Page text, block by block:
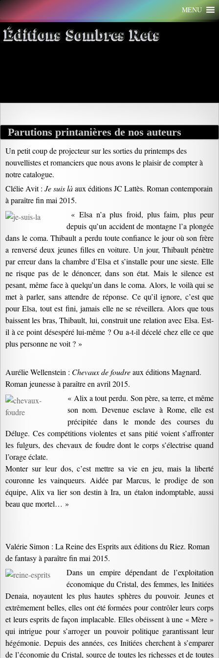
Aller
au
contenu
MENU
Éditions Sombres Rets
Archives par mot-clé :
Parutions printanières de nos auteurs
Un petit coup de projecteur sur les sorties du printemps des
nouvellistes et romanciers que nous avons le plaisir de compter à
notre catalogue.
Clélie Avit : Je suis làaux éditions JC Lattès. Roman contemporain
à paraître fin mai 2015.
« Elsa n’a plus froid, plus faim, plus peur
depuis qu’un accident de montagne l’a plongée
dans le coma. Thibault a perdu toute confiance le jour où son frère
a renversé deux jeunes filles en voiture. Un jour, Thibault pénètre
par erreur dans la chambre d’Elsa et s’installe pour une sieste. Elle
ne risque pas de le dénoncer, dans son état. Mais le silence est
pesant, même face à quelqu’un dans le coma. Alors, le voilà qui se
met à parler, sans attendre de réponse. Ce qu’il ignore, c’est que
pour Elsa, tout est fini, jamais elle ne se réveillera. Alors que tous
baissent les bras, Thibault, lui, construit une relation avec Elsa. Est-
il à ce point désespéré lui-même ? Ou a-t-il décelé chez elle ce que
plus personne ne voit ? »
Aurélie Wellenstein : Chevaux de foudreaux éditions Magnard.
Roman jeunesse à paraître en avril 2015.
« Alix a tout perdu. Son père, sa terre, et même
son nom. Devenue esclave à Rome, elle est
précipitée dans le monde des courses du
Déluge. Ces compétitions violentes et sans pitié voient s’affronter
les fulgurs, des chevaux de foudre dont le corps s’électrise quand
l’orage éclate.
Monter sur leur dos, c’est mettre sa vie en jeu, mais la liberté
couronne les vainqueurs. Aidée par Marcus, le prodige de son
équipe, Alix va lier son destin à Ira, un étalon indomptable, aussi
beau que mortel… »
Valérie Simon : La Reine des Esprits aux éditions du Riez. Roman
de fantasy à paraître fin mai 2015.
Dans un empire dépendant de l’exploitation
économique du Cristal, des femmes, les Initiées
Denaia, noyautent les plus hautes sphères du pouvoir. Jeunes et
extrêmement belles, elles ont été formées pour contrôler leurs corps
et leurs esprits de façon implacable. Elles obéissent à une « Mère »
qui intrigue pour s’arroger un pouvoir politique garantissant leur
hégémonie. Depuis des années, ces Initiées cherchent à s’emparer
de l’économie du Cristal, source de toutes les richesses et de toutes